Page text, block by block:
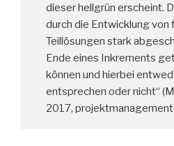
dieser hellgrün erscheint.
durch die Entwicklung von
Teillösungen stark
Ende eines Inkrements
können und hierbei
entsprechen oder nicht“
2017,